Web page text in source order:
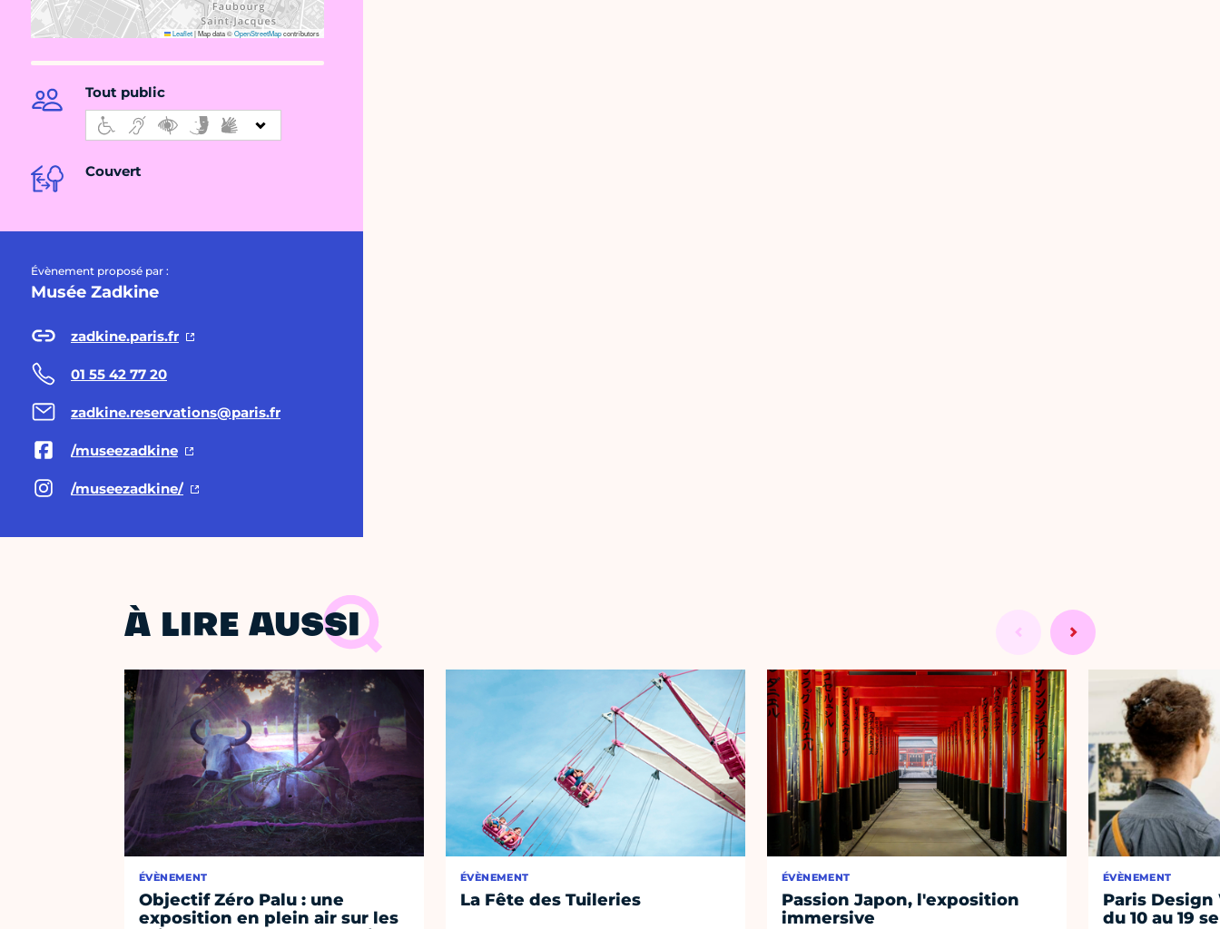
Leaflet|Map data ©OpenStreetMapcontributors
Tout public
Couvert
Évènement proposé par :
Musée Zadkine
zadkine.paris.fr
01 55 42 77 20
zadkine.reservations@paris.fr
/museezadkine
/museezadkine/
À LIRE AUSSI
ÉVÈNEMENT
Objectif Zéro Palu : une
exposition en plein air sur les
ÉVÈNEMENT
La Fête des Tuileries
ÉVÈNEMENT
Passion Japon, l'exposition
immersive
ÉVÈNEMENT
Paris
du 10 au 19